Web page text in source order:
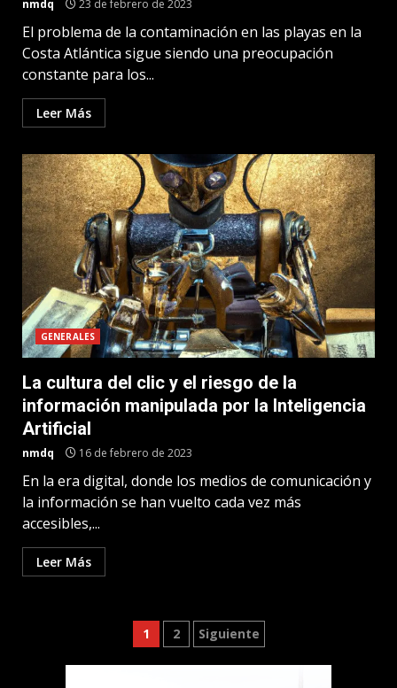
nmdq 23 de febrero de 2023
El problema de la contaminación en las playas en la
Costa Atlántica sigue siendo una preocupación
constante para los...
Leer Más
GENERALES
La cultura del clic y el riesgo de la
información manipulada por la Inteligencia
Artificial
nmdq 16 de febrero de 2023
En la era digital, donde los medios de comunicación y
la información se han vuelto cada vez más
accesibles,...
Leer Más
Paginación
de
1 2 Siguiente